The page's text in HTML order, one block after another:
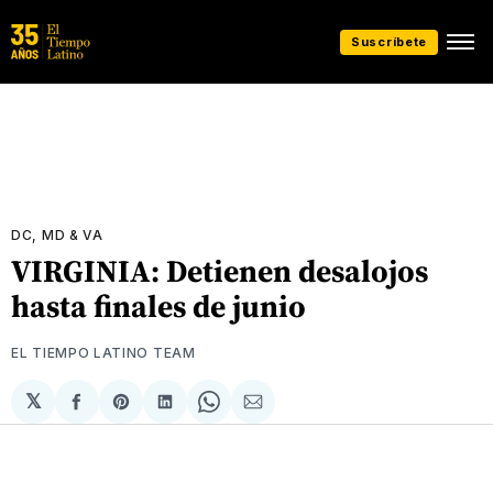
Suscríbete
DC, MD & VA
VIRGINIA: Detienen desalojos
hasta finales de junio
EL TIEMPO LATINO TEAM
𝕏
Compartir
en
Share
on
Compartir
en
Share
on
Compartir
via